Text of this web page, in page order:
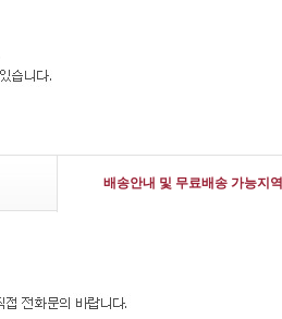
배송안내 및 무료배송 가능지역